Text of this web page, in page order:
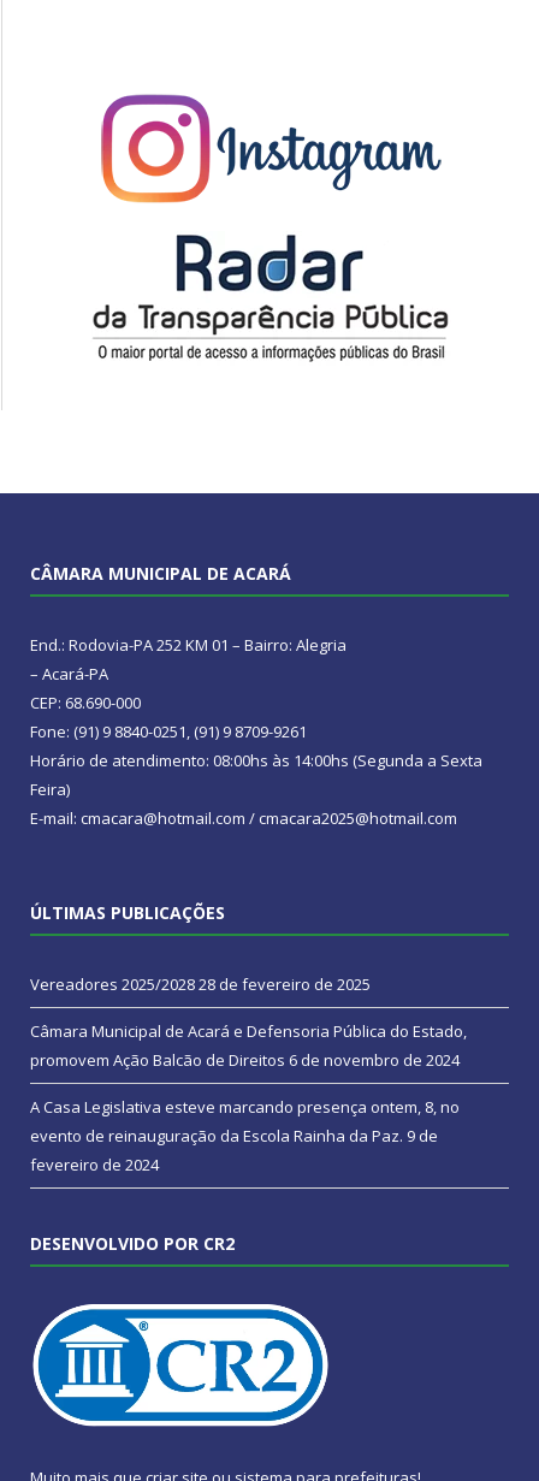
CÂMARA MUNICIPAL DE ACARÁ
End.: Rodovia-PA 252 KM 01 – Bairro: Alegria
– Acará-PA
CEP: 68.690-000
Fone: (91) 9 8840-0251, (91) 9 8709-9261
Horário de atendimento: 08:00hs às 14:00hs (Segunda a Sexta
Feira)
E-mail: cmacara@hotmail.com / cmacara2025@hotmail.com
ÚLTIMAS PUBLICAÇÕES
Vereadores 2025/202828 de fevereiro de 2025
Câmara Municipal de Acará e Defensoria Pública do Estado,
promovem Ação Balcão de Direitos 6 de novembro de 2024
A Casa Legislativa esteve marcando presença ontem, 8, no
evento de reinauguração da Escola Rainha da Paz. 9 de
fevereiro de 2024
DESENVOLVIDO POR CR2